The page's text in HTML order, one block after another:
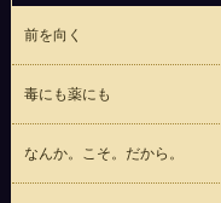
前を向く
毒にも薬にも
なんか。こそ。だから。